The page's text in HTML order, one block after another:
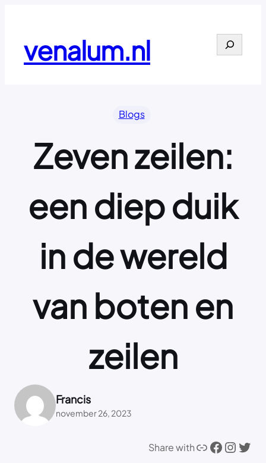
inhoudvenalum.nl Search
Blogs
Zeven zeilen:
een diep duik
in de wereld
van boten en
zeilen
Francis
november 26, 2023
Share withLink Facebook Instagram Twitter